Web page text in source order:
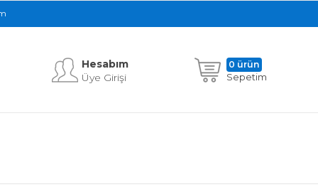
Hesabım
Üye Girişi
Sepetim
0 ürün